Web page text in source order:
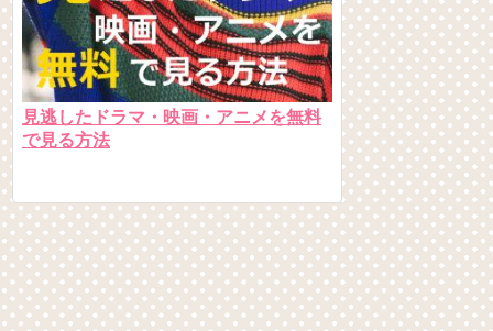
見逃したドラマ・映画・アニメを無料
で見る方法